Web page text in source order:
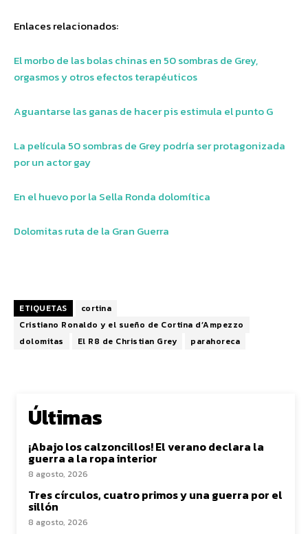
Enlaces relacionados:
El morbo de las bolas chinas en 50 sombras de Grey,
orgasmos y otros efectos terapéuticos
Aguantarse las ganas de hacer pis estimula el punto G
La película 50 sombras de Grey podría ser protagonizada
por un actor gay
En el huevo por la Sella Ronda dolomítica
Dolomitas ruta de la Gran Guerra
ETIQUETAS
cortina
Cristiano Ronaldo y el sueño de Cortina d’Ampezzo
dolomitas
El R8 de Christian Grey parahoreca
Últimas
¡Abajo los calzoncillos! El verano declara la
guerra a la ropa interior
8 agosto, 2026
Tres círculos, cuatro primos y una guerra por el
sillón
8 agosto, 2026